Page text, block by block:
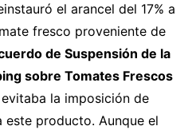
el arancel del 17% a
fresco proveniente de
de Suspensión de la
sobre Tomates Frescos
la imposición de
este producto. Aunque el